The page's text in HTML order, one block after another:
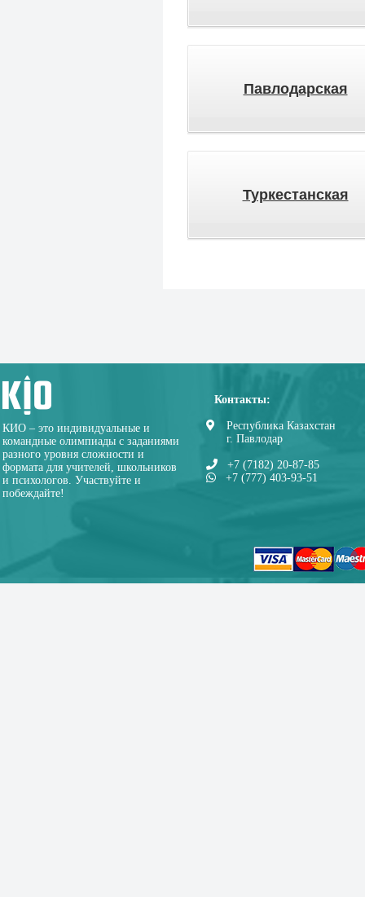
Павлодарская
Туркестанская
КИО – это индивидуальные и
командные олимпиады с заданиями
разного уровня сложности и
формата для учителей, школьников
и психологов. Участвуйте и
побеждайте!
Контакты:
Республика Казахстан
г. Павлодар
+7 (7182) 20-87-85
+7 (777) 403-93-51